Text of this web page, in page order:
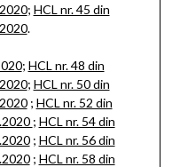
; HCL nr. 45 din
.
; HCL nr. 48 din
; HCL nr. 50 din
; HCL nr. 52 din
; HCL nr. 54 din
; HCL nr. 56 din
; HCL nr. 58 din